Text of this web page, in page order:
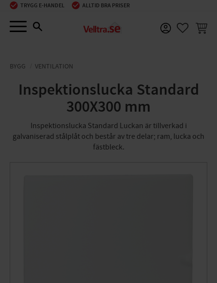
Meny
TRYGG E-HANDEL ALLTID BRA PRISER
BYGG VENTILATION
Inspektionslucka Standard
300X300 mm
Inspektionslucka Standard Luckan är tillverkad i
galvaniserad stålplåt och består av tre delar; ram, lucka och
fästbleck.